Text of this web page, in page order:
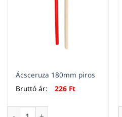
Ácsceruza 180mm piros
Bruttó ár:
226 Ft
Ácsceruza 180mm piros